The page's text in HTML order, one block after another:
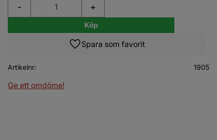
+
-
Köp
Lägg till i favoriter
Artikelnr 1905
Ge ett omdöme!